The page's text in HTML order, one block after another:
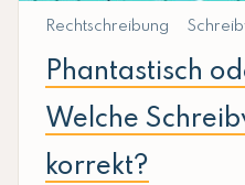
Rechtschreibung
Phantastisch
Welche
korrekt?